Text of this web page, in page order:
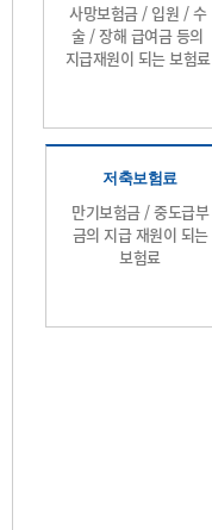
사망보험금 / 입원 / 수
술 / 장해 급여금 등의
지급재원이 되는 보험료
저축보험료
만기보험금 / 중도급부
금의 지급 재원이 되는
보험료